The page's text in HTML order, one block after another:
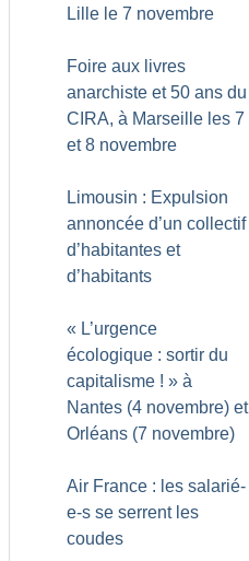
Lille le 7 novembre
Foire aux livres
anarchiste et 50 ans du
CIRA, à Marseille les 7
et 8 novembre
Limousin : Expulsion
annoncée d’un collectif
d’habitantes et
d’habitants
« L’urgence
écologique : sortir du
capitalisme ! » à
Nantes (4 novembre) et
Orléans (7 novembre)
Air France : les salarié-
e-s se serrent les
coudes